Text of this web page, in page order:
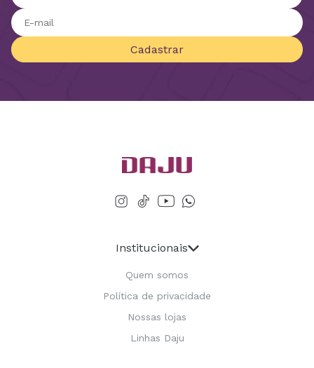
Cadastrar
Institucionais
Quem somos
Política de privacidade
Nossas lojas
Linhas Daju